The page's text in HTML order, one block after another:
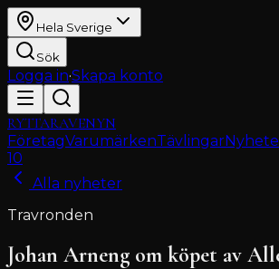
Hela Sverige
Sök
Logga in·Skapa konto
RYTTARAVENYN
FöretagVarumärkenTävlingar
10
Alla nyheter
Travronden
Johan Arneng om köpet av